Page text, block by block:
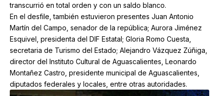
transcurrió en total orden y con un saldo blanco.
En el desfile, también estuvieron presentes Juan Antonio
Martín del Campo, senador de la república; Aurora Jiménez
Esquivel, presidenta del DIF Estatal; Gloria Romo Cuesta,
secretaria de Turismo del Estado; Alejandro Vázquez Zúñiga,
director del Instituto Cultural de Aguascalientes, Leonardo
Montañez Castro, presidente municipal de Aguascalientes,
diputados federales y locales, entre otras autoridades.